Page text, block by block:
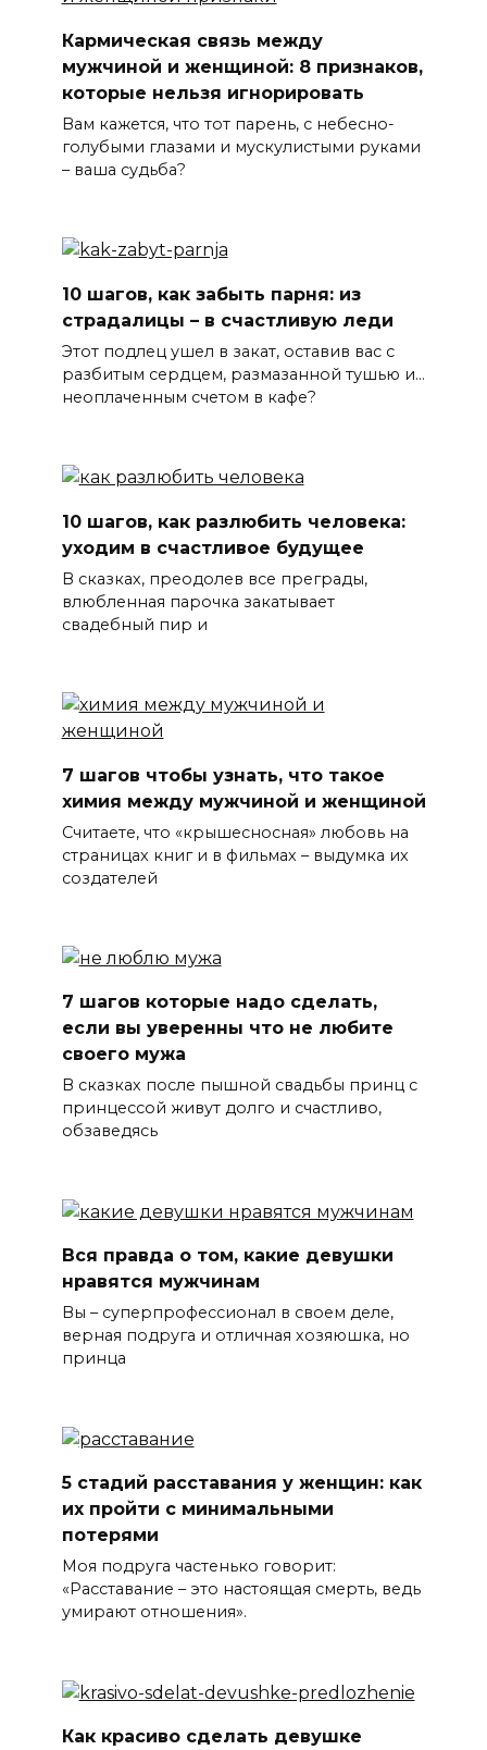
Кармическая связь между
мужчиной и женщиной: 8 признаков,
которые нельзя игнорировать
Вам кажется, что тот парень, с небесно-
голубыми глазами и мускулистыми руками
– ваша судьба?
10 шагов, как забыть парня: из
страдалицы – в счастливую леди
Этот подлец ушел в закат, оставив вас с
разбитым сердцем, размазанной тушью и…
неоплаченным счетом в кафе?
10 шагов, как разлюбить человека:
уходим в счастливое будущее
В сказках, преодолев все преграды,
влюбленная парочка закатывает
свадебный пир и
7 шагов чтобы узнать, что такое
химия между мужчиной и женщиной
Считаете, что «крышесносная» любовь на
страницах книг и в фильмах – выдумка их
создателей
7 шагов которые надо сделать,
если вы уверенны что не любите
своего мужа
В сказках после пышной свадьбы принц с
принцессой живут долго и счастливо,
обзаведясь
Вся правда о том, какие девушки
нравятся мужчинам
Вы – суперпрофессионал в своем деле,
верная подруга и отличная хозяюшка, но
принца
5 стадий расставания у женщин: как
их пройти с минимальными
потерями
Моя подруга частенько говорит:
«Расставание – это настоящая смерть, ведь
умирают отношения».
Как красиво сделать девушке